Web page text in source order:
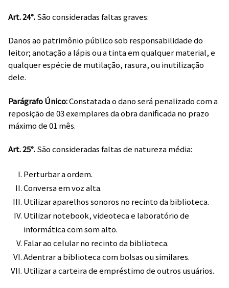
Art. 24°.São consideradas faltas graves:
Danos ao patrimônio público sob responsabilidade do
leitor; anotação a lápis ou a tinta em qualquer material, e
qualquer espécie de mutilação, rasura, ou inutilização
dele.
Parágrafo Único:Constatada o dano será penalizado com a
reposição de 03 exemplares da obra danificada no prazo
máximo de 01 mês.
Art. 25°.São consideradas faltas de natureza média:
Perturbar a ordem.
Conversa em voz alta.
Utilizar aparelhos sonoros no recinto da biblioteca.
Utilizar notebook, videoteca e laboratório de
informática com som alto.
Falar ao celular no recinto da biblioteca.
Adentrar a biblioteca com bolsas ou similares.
Utilizar a carteira de empréstimo de outros usuários.